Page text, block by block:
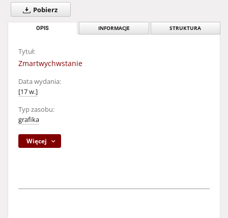
Pobierz
OPIS INFORMACJE STRUKTURA
Tytuł:
Zmartwychwstanie
Data wydania:
[17 w.]
Typ zasobu:
grafika
Więcej